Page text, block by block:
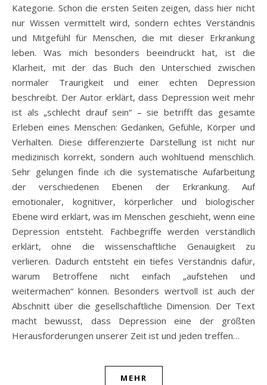
Kategorie. Schon die ersten Seiten zeigen, dass hier nicht
nur Wissen vermittelt wird, sondern echtes Verständnis
und Mitgefühl für Menschen, die mit dieser Erkrankung
leben. Was mich besonders beeindruckt hat, ist die
Klarheit, mit der das Buch den Unterschied zwischen
normaler Traurigkeit und einer echten Depression
beschreibt. Der Autor erklärt, dass Depression weit mehr
ist als „schlecht drauf sein“ – sie betrifft das gesamte
Erleben eines Menschen: Gedanken, Gefühle, Körper und
Verhalten. Diese differenzierte Darstellung ist nicht nur
medizinisch korrekt, sondern auch wohltuend menschlich.
Sehr gelungen finde ich die systematische Aufarbeitung
der verschiedenen Ebenen der Erkrankung. Auf
emotionaler, kognitiver, körperlicher und biologischer
Ebene wird erklärt, was im Menschen geschieht, wenn eine
Depression entsteht. Fachbegriffe werden verständlich
erklärt, ohne die wissenschaftliche Genauigkeit zu
verlieren. Dadurch entsteht ein tiefes Verständnis dafür,
warum Betroffene nicht einfach „aufstehen und
weitermachen“ können. Besonders wertvoll ist auch der
Abschnitt über die gesellschaftliche Dimension. Der Text
macht bewusst, dass Depression eine der größten
Herausforderungen unserer Zeit ist und jeden treffen…
MEHR